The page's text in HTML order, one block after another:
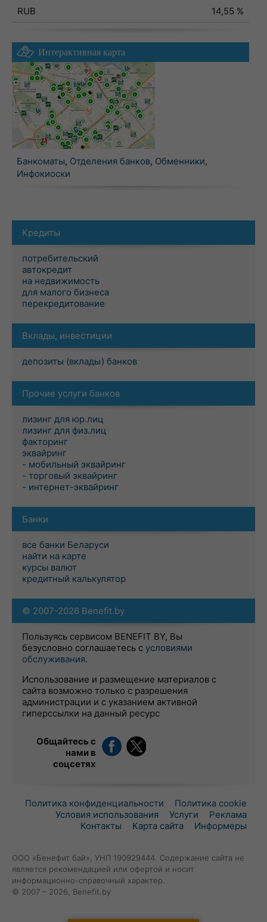
RUB
14,55 %
Интерактивная карта
Банкоматы, Отделения банков, Обменники,
Инфокиоски
Кредиты
потребительский
автокредит
на недвижимость
для малого бизнеса
перекредитование
Вклады, инвестиции
депозиты (вклады) банков
Прочие услуги банков
лизинг для юр.лиц
лизинг для физ.лиц
факторинг
эквайринг
- мобильный эквайринг
- торговый эквайринг
- интернет-эквайринг
Банки
все банки Беларуси
найти на карте
курсы валют
кредитный калькулятор
© 2007-2026 Benefit.by
Пользуясь сервисом BENEFIT BY, Вы
безусловно соглашаетесь с условиями
обслуживания.
Использование и размещение материалов с
сайта возможно только с разрешения
администрации и с указанием активной
гиперссылки на данный ресурс
Общайтесь с
нами в
соцсетях
Политика конфиденциальности
Политика cookie
Условия использования
Услуги
Реклама
Контакты
Карта сайта Информеры
ООО «Бенефит бай», УНП 190929444. Содержание сайта не
является рекомендацией или офертой и носит
информационно-справочный характер.
© 2007 – 2026, Benefit.by